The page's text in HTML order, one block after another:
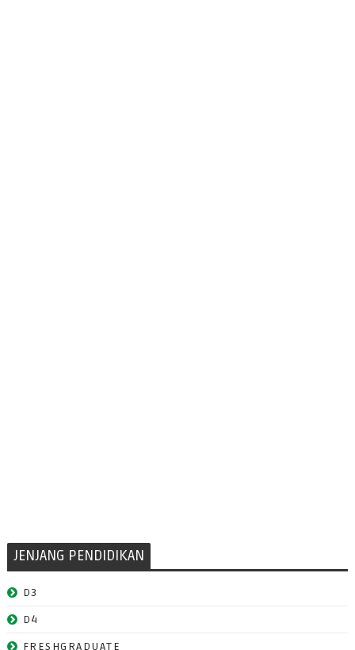
JENJANG PENDIDIKAN
D3
D4
FRESHGRADUATE